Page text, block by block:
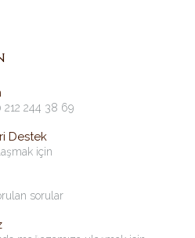
212 244 38 69
Destek
için
sorular